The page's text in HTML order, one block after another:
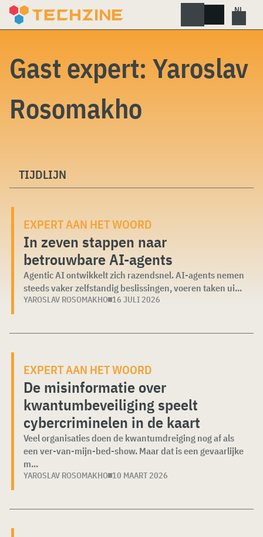
Skip
Gast expert: Yaroslav
Rosomakho
TIJDLIJN
EXPERT AAN HET WOORD
In zeven stappen naar
betrouwbare AI-agents
Agentic AI ontwikkelt zich razendsnel. AI-agents nemen
steeds vaker zelfstandig beslissingen, voeren taken ui...
YAROSLAV ROSOMAKHO 16 JULI 2026
EXPERT AAN HET WOORD
De misinformatie over
kwantumbeveiliging speelt
cybercriminelen in de kaart
Veel organisaties doen de kwantumdreiging nog af als
een ver-van-mijn-bed-show. Maar dat is een gevaarlijke
m...
YAROSLAV ROSOMAKHO 10 MAART 2026